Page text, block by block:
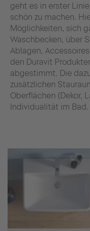
geht es in erster
schön zu machen.
Möglichkeiten, sich
Waschbecken, über
Ablagen,
den Duravit
abgestimmt. Die
zusätzlichen
Oberflächen (Dekor,
Individualität im Bad.